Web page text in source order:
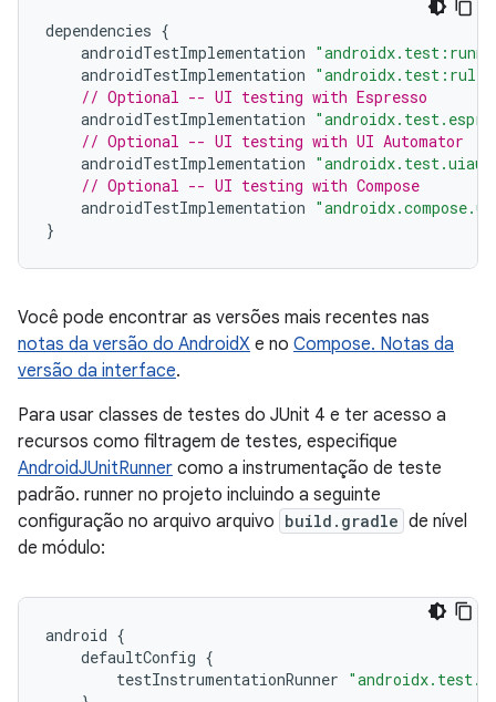
dependencies {
androidTestImplementation
androidTestImplementation
// Optional -- UI testing with Espresso
androidTestImplementation
// Optional -- UI testing with UI Automator
androidTestImplementation
// Optional -- UI testing with Compose
androidTestImplementation
}
Você pode encontrar as versões mais recentes nas
notas da versão do AndroidX e no Compose. Notas da
versão da interface.
Para usar classes de testes do JUnit 4 e ter acesso a
recursos como filtragem de testes, especifique
AndroidJUnitRunner como a instrumentação de teste
padrão. runner no projeto incluindo a seguinte
configuração no arquivo arquivo build.gradle de nível
de módulo:
android {
defaultConfig {
testInstrumentationRunner